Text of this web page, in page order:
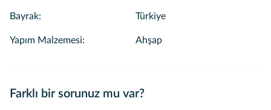
Bayrak: Türkiye
Yapım Malzemesi: Ahşap
Farklı bir sorunuz mu var?